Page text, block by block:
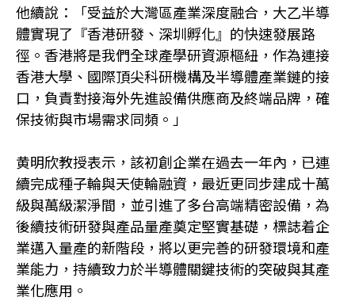
他續說：「受益於大灣區產業深度融合，大乙半導
體實現了『香港研發、深圳孵化』的快速發展路
徑。香港將是我們全球產學研資源樞紐，作為連接
香港大學、國際頂尖科研機構及半導體產業鏈的接
口，負責對接海外先進設備供應商及終端品牌，確
保技術與市場需求同頻。」
黄明欣教授表示，該初創企業在過去一年內，已連
續完成種子輪與天使輪融資，最近更同步建成十萬
級與萬級潔淨間，並引進了多台高端精密設備，為
後續技術研發與產品量產奠定堅實基礎，標誌着企
業邁入量產的新階段，將以更完善的研發環境和產
業能力，持續致力於半導體關鍵技術的突破與其產
業化應用。